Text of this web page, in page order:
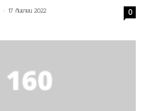
- 17 กันยายน 2022 0